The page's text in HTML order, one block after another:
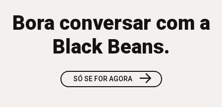
Bora conversar com a
Black Beans.
SÓ SE FOR AGORA →